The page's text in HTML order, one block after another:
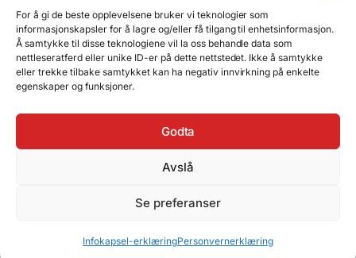
For å gi de beste opplevelsene bruker vi teknologier som
informasjonskapsler for å lagre og/eller få tilgang til enhetsinformasjon.
Å samtykke til disse teknologiene vil la oss behandle data som
nettleseratferd eller unike ID-er på dette nettstedet. Ikke å samtykke
eller trekke tilbake samtykket kan ha negativ innvirkning på enkelte
egenskaper og funksjoner.
Godta
Avslå
Se preferanser
Infokapsel-erklæringPersonvernerklæring
naturopplevelser, personlig pleie, data, film og bøker m.m.
Nyttige Linker
Om oss
Kontakt
Resurser
Personvernerklæring
Opphavsrett
GeneratePress•Hosted by